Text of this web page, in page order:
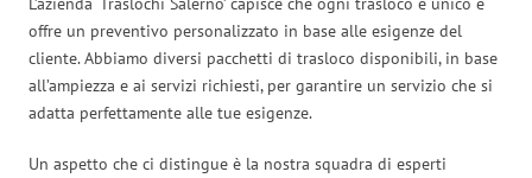
offre un preventivo personalizzato in base alle esigenze del
cliente. Abbiamo diversi pacchetti di trasloco disponibili, in base
all’ampiezza e ai servizi richiesti, per garantire un servizio che si
adatta perfettamente alle tue esigenze.
Un aspetto che ci distingue è la nostra squadra di esperti